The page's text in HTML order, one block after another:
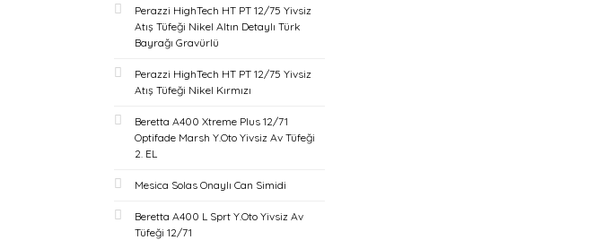
Perazzi HighTech HT PT 12/75 Yivsiz
Atış Tüfeği Nikel Altın Detaylı Türk
Bayrağı Gravürlü
Perazzi HighTech HT PT 12/75 Yivsiz
Atış Tüfeği Nikel Kırmızı
Beretta A400 Xtreme Plus 12/71
Optifade Marsh Y.Oto Yivsiz Av Tüfeği
2. EL
Mesica Solas Onaylı Can Simidi
Beretta A400 L Sprt Y.Oto Yivsiz Av
Tüfeği 12/71